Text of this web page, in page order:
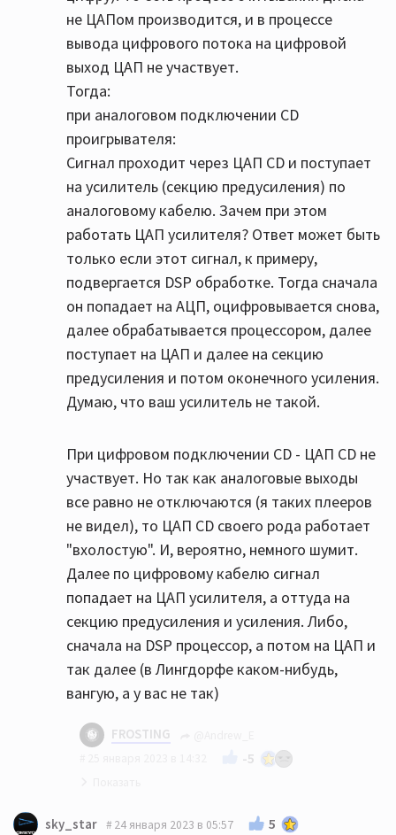
меня неочевидно. Сигнал (что по аналогу, что
по цифре) попадает на ЦАП усилителя и с
вероятностью 100% также обрабатывается
ЦАПом самого плеера ибо это не транспорт, а
плеер.
Чисто практически разница между аналогом и
toslink есть и её слышно на моей аппаратуре.
не ЦАПом производится, и в процессе
вывода цифрового потока на цифровой
выход ЦАП не участвует.
Тогда:
при аналоговом подключении CD
проигрывателя:
Сигнал проходит через ЦАП CD и поступает
на усилитель (секцию предусиления) по
аналоговому кабелю. Зачем при этом
работать ЦАП усилителя? Ответ может быть
только если этот сигнал, к примеру,
подвергается DSP обработке. Тогда сначала
он попадает на АЦП, оцифровывается снова,
далее обрабатывается процессором, далее
поступает на ЦАП и далее на секцию
предусиления и потом оконечного усиления.
Думаю, что ваш усилитель не такой.
При цифровом подключении CD - ЦАП CD не
участвует. Но так как аналоговые выходы
все равно не отключаются (я таких плееров
не видел), то ЦАП CD своего рода работает
"вхолостую". И, вероятно, немного шумит.
Далее по цифровому кабелю сигнал
попадает на ЦАП усилителя, а оттуда на
секцию предусиления и усиления. Либо,
сначала на DSP процессор, а потом на ЦАП и
так далее (в Лингдорфе каком-нибудь,
вангую, а у вас не так)
FROSTING
-5
Предельно понятно! Отлично 👍🏻
sky_star 24 января 2023 в 05:57 5